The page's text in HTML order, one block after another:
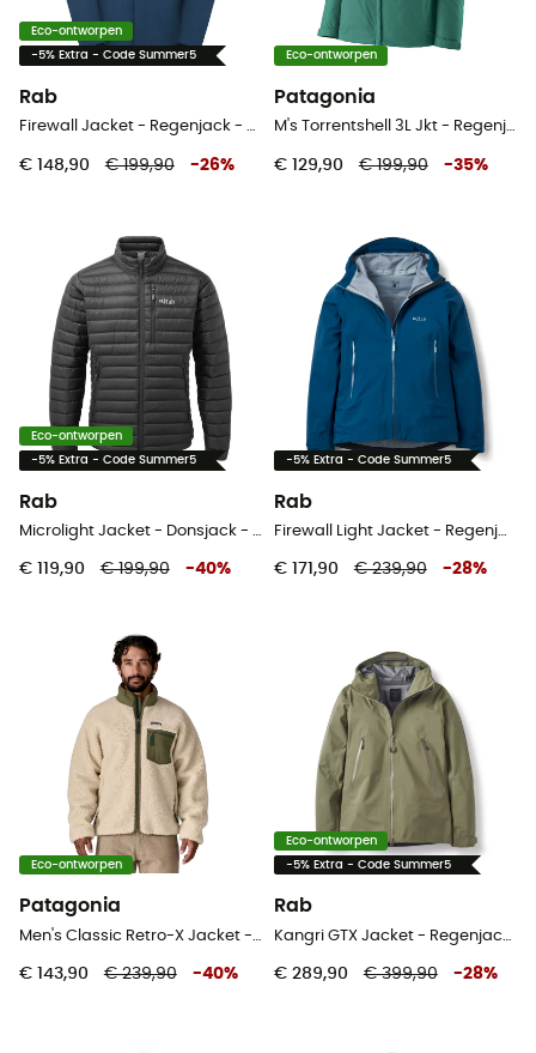
Eco-ontworpen
-5% Extra - Code Summer5
Rab
Firewall Jacket - Regenjack - Heren
€ 148,90 € 199,90 -26%
Eco-ontworpen
Patagonia
M's Torrentshell 3L Jkt - Regenjack - Heren
€ 129,90 € 199,90 -35%
Eco-ontworpen
-5% Extra - Code Summer5
Rab
Microlight Jacket - Donsjack - Heren
€ 119,90 € 199,90 -40%
-5% Extra - Code Summer5
Rab
Firewall Light Jacket - Regenjas - Dames
€ 171,90 € 239,90 -28%
Eco-ontworpen
Patagonia
Men's Classic Retro-X Jacket - Fleecevest - Heren
€ 143,90 € 239,90 -40%
Eco-ontworpen
-5% Extra - Code Summer5
Rab
Kangri GTX Jacket - Regenjack - Dames
€ 289,90 € 399,90 -28%